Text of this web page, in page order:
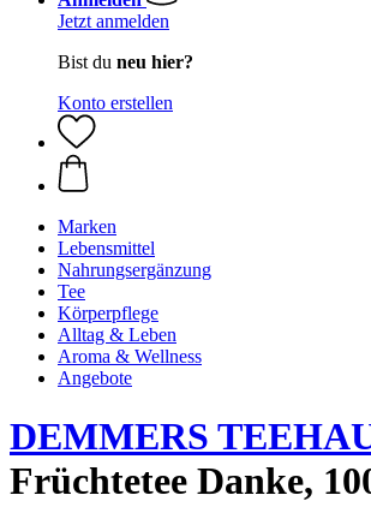
Jetzt anmelden
Bist du neu hier?
Konto erstellen
Marken
Lebensmittel
Nahrungsergänzung
Tee
Körperpflege
Alltag & Leben
Aroma & Wellness
Angebote
DEMMERS
Früchtetee Danke,